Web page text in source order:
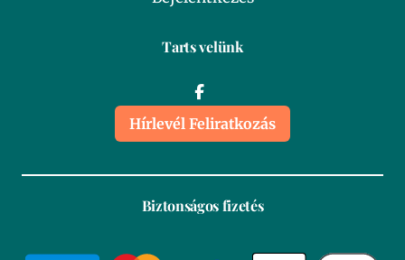
Tarts velünk
Hírlevél Feliratkozás
Biztonságos fizetés